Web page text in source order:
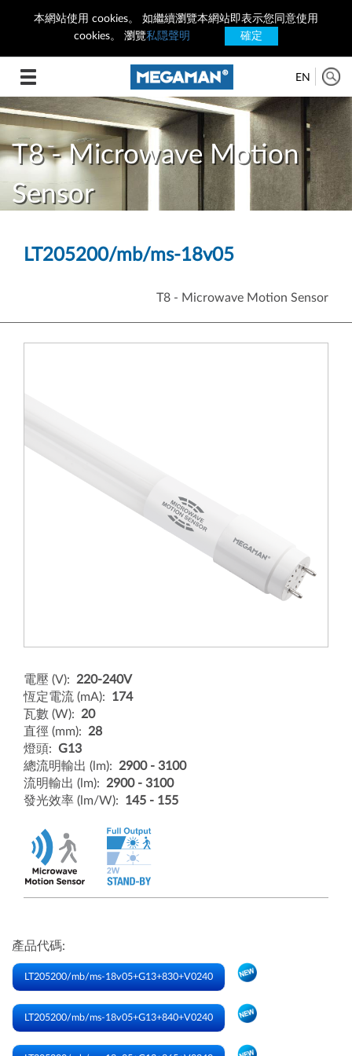
本網站使用 cookies。 如繼續瀏覽本網站即表示您同意使用
cookies。 瀏覽私隠聲明 確定
Toggle
EN
T8 - Microwave Motion
Sensor
LT205200/mb/ms-18v05
T8 - Microwave Motion Sensor
電壓 (V): 220-240V
恆定電流 (mA): 174
瓦數 (W): 20
直徑 (mm): 28
燈頭: G13
總流明輸出 (lm): 2900 - 3100
流明輸出 (lm): 2900 - 3100
發光效率 (lm/W): 145 - 155
產品代碼:
LT205200/mb/ms-18v05+G13+830+V0240
LT205200/mb/ms-18v05+G13+840+V0240